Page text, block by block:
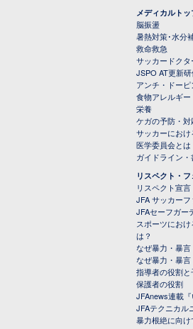
メディカルトッ
脳振盪
暑熱対策･水分
救命救急
サッカードクタ
JSPO AT更新
アンチ・ドーピ
食物アレルギー
栄養
ケガの予防・対
サッカーにお
医学委員会とは
ガイドライン
リスペクト・
リスペクト宣言
JFA サッカー
JFAセーフガー
スポーツにお
は？
なぜ暴力・暴
なぜ暴力・暴
指導者の役割
保護者の役割
JFAnews連載『
JFAテクニカル
暴力根絶に向け